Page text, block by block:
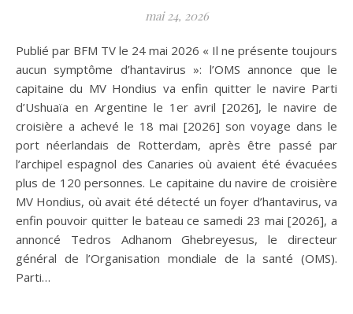
mai 24, 2026
Publié par BFM TV le 24 mai 2026 « Il ne présente toujours
aucun symptôme d’hantavirus »: l’OMS annonce que le
capitaine du MV Hondius va enfin quitter le navire Parti
d’Ushuaïa en Argentine le 1er avril [2026], le navire de
croisière a achevé le 18 mai [2026] son voyage dans le
port néerlandais de Rotterdam, après être passé par
l’archipel espagnol des Canaries où avaient été évacuées
plus de 120 personnes. Le capitaine du navire de croisière
MV Hondius, où avait été détecté un foyer d’hantavirus, va
enfin pouvoir quitter le bateau ce samedi 23 mai [2026], a
annoncé Tedros Adhanom Ghebreyesus, le directeur
général de l’Organisation mondiale de la santé (OMS).
Parti…